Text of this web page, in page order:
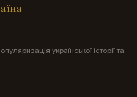
української історії та